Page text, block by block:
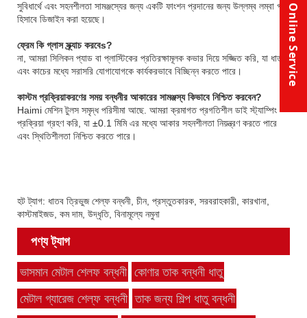
সুবিধার্থে এবং সহনশীলতা সামঞ্জস্যের জন্য একটি ফাংশন প্রদানের জন্য উল্লম্ব লম্বা গর্ত
হিসাবে ডিজাইন করা হয়েছে।
ফ্রেম কি গ্লাস স্ক্র্যাচ করবেs?
না, আমরা সিলিকন প্যাড বা প্লাস্টিকের প্রতিরক্ষামূলক কভার দিয়ে সজ্জিত করি, যা ধাতু
এবং কাচের মধ্যে সরাসরি যোগাযোগকে কার্যকরভাবে বিচ্ছিন্ন করতে পারে।
কাস্টম প্রক্রিয়াকরণের সময় বন্ধনীর আকারের সামঞ্জস্য কিভাবে নিশ্চিত করবেন?
Haimi মেশিন টুলস সমৃদ্ধ পরিসীমা আছে. আমরা ক্রমাগত প্রগতিশীল ডাই স্ট্যাম্পিং
প্রক্রিয়া গ্রহণ করি, যা ±0.1 মিমি এর মধ্যে আকার সহনশীলতা নিয়ন্ত্রণ করতে পারে
এবং স্থিতিশীলতা নিশ্চিত করতে পারে।
হট ট্যাগ: ধাতব ত্রিভুজ শেল্ফ বন্ধনী, চীন, প্রস্তুতকারক, সরবরাহকারী, কারখানা,
কাস্টমাইজড, কম দাম, উদ্ধৃতি, বিনামূল্যে নমুনা
পণ্য ট্যাগ
ভাসমান মেটাল শেলফ বন্ধনী কোণার তাক বন্ধনী ধাতু
মেটাল গ্যারেজ শেল্ফ বন্ধনী তাক জন্য শিল্প ধাতু বন্ধনী
Online Service